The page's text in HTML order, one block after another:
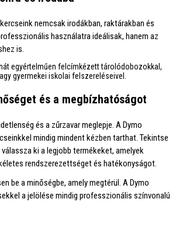
nemcsak irodákban, raktárakban és
használatra ideálisak, hanem az
is.
egyértelműen felcímkézett tárolódobozokkal,
gyermekei iskolai felszereléseivel.
és a megbízhatóságot
és a zűrzavar meglepje. A Dymo
mindig mindent kézben tarthat. Tekintse
ki a legjobb termékeket, amelyek
rendszerezettséget és hatékonyságot.
be a minőségbe, amely megtérül. A Dymo
a jelölése mindig professzionális színvonalú